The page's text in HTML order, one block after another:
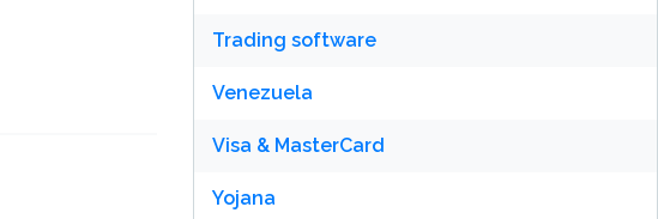
Trading software
Venezuela
Visa & MasterCard
Yojana